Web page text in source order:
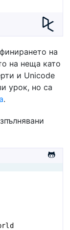
на
на неща като
и Unicode
урок, но са
.